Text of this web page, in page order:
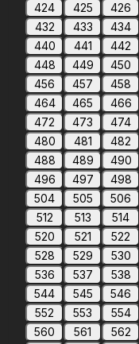
424 425 426
432
433 434
440
441 442
448
449 450
456
457 458
464
465 466
472
473 474
480
481 482
488
489 490
496
497 498
504
505 506
512
513 514
520
521 522
528
529 530
536
537 538
544
545 546
552
553 554
560
561 562